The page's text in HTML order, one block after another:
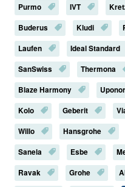
Purmo
IVT
Buderus
Kludi
Laufen
Ideal Standard
SanSwiss
Thermona
Blaze Harmony
Uponor
Kolo
Geberit
Willo
Hansgrohe
Sanela
Esbe
Ravak
Grohe